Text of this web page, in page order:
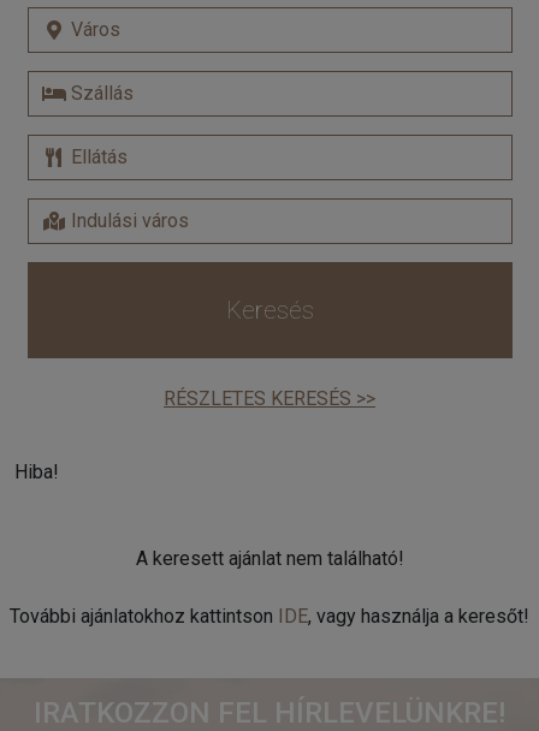
Keresés
RÉSZLETES KERESÉS >>
Hiba!
A keresett ajánlat nem található!
További ajánlatokhoz kattintson IDE, vagy használja a keresőt!
IRATKOZZON FEL HÍRLEVELÜNKRE!